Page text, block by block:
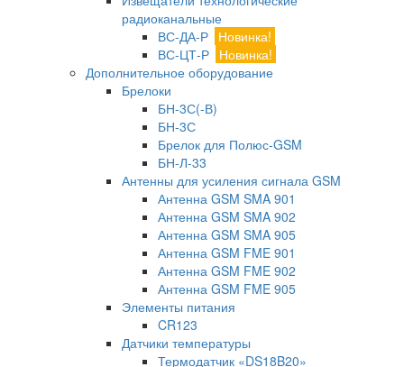
радиоканальные
ВС-ДА-Р Новинка!
ВС-ЦТ-Р Новинка!
Дополнительное оборудование
Брелоки
БН-3С(-В)
БН-3С
Брелок для Полюс-GSM
БН-Л-33
Антенны для усиления сигнала GSM
Антенна GSM SMA 901
Антенна GSM SMA 902
Антенна GSM SMA 905
Антенна GSM FME 901
Антенна GSM FME 902
Антенна GSM FME 905
Элементы питания
CR123
Датчики температуры
Термодатчик «DS18B20»